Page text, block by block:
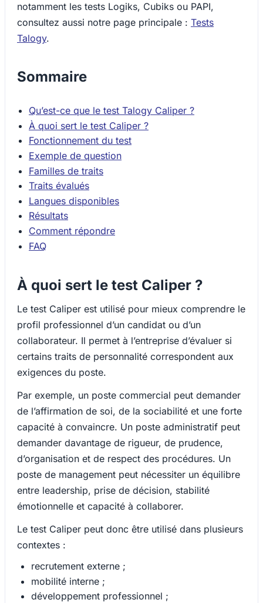
notamment les tests Logiks, Cubiks ou PAPI,
consultez aussi notre page principale : Tests
Talogy.
Sommaire
Qu’est-ce que le test Talogy Caliper ?
À quoi sert le test Caliper ?
Fonctionnement du test
Exemple de question
Familles de traits
Traits évalués
Langues disponibles
Résultats
Comment répondre
FAQ
À quoi sert le test Caliper ?
Le test Caliper est utilisé pour mieux comprendre le
profil professionnel d’un candidat ou d’un
collaborateur. Il permet à l’entreprise d’évaluer si
certains traits de personnalité correspondent aux
exigences du poste.
Par exemple, un poste commercial peut demander
de l’affirmation de soi, de la sociabilité et une forte
capacité à convaincre. Un poste administratif peut
demander davantage de rigueur, de prudence,
d’organisation et de respect des procédures. Un
poste de management peut nécessiter un équilibre
entre leadership, prise de décision, stabilité
émotionnelle et capacité à collaborer.
Le test Caliper peut donc être utilisé dans plusieurs
contextes :
recrutement externe ;
mobilité interne ;
développement professionnel ;